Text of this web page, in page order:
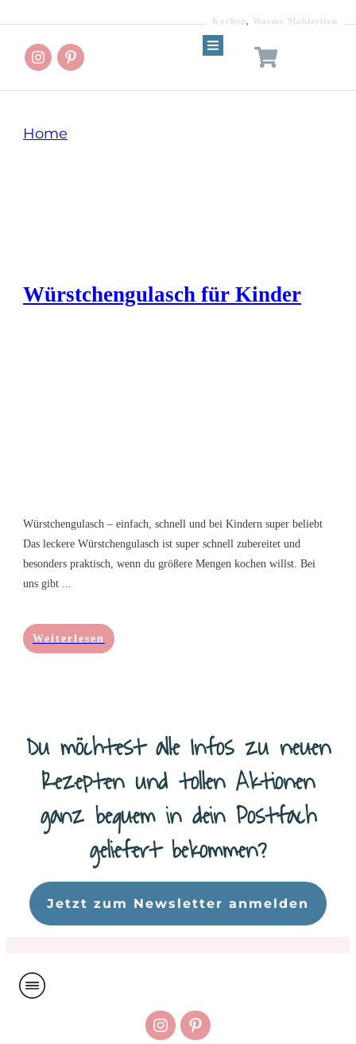
Home
Würstchengulasch für Kinder
Kochen Warme Mahlzeiten
Würstchengulasch – einfach, schnell und bei Kindern super beliebt
Das leckere Würstchengulasch ist super schnell zubereitet und
besonders praktisch, wenn du größere Mengen kochen willst. Bei
uns gibt ...
Weiterlesen
Du möchtest alle Infos zu neuen
Rezepten und tollen Aktionen
ganz bequem in dein Postfach
geliefert bekommen?
Jetzt zum Newsletter anmelden